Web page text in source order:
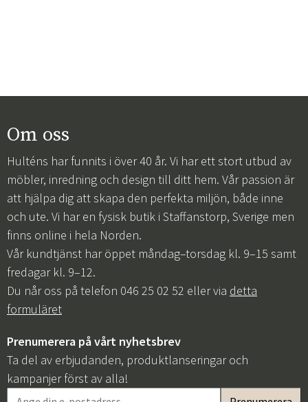
Om oss
Hulténs har funnits i över 40 år. Vi har ett stort utbud av
möbler, inredning och design till ditt hem. Vår passion är
att hjälpa dig att skapa den perfekta miljön, både inne
och ute. Vi har en fysisk butik i Staffanstorp, Sverige men
finns online i hela Norden.
Vår kundtjänst har öppet måndag–torsdag kl. 9–15 samt
fredagar kl. 9–12.
Du når oss på telefon 046 25 02 52 eller via detta
formuläret
Prenumerera på vårt nyhetsbrev
Ta del av erbjudanden, produktlanseringar och
kampanjer först av alla!